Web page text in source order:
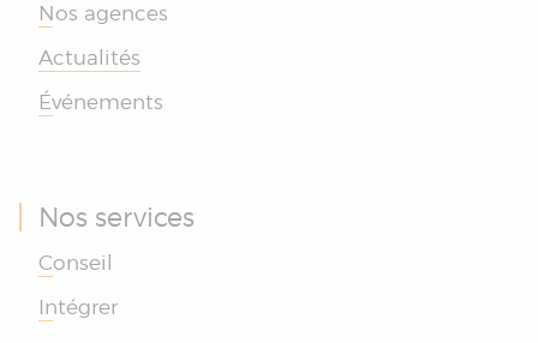
Nos agences
Actualités
Événements
Nos services
Conseil
Intégrer